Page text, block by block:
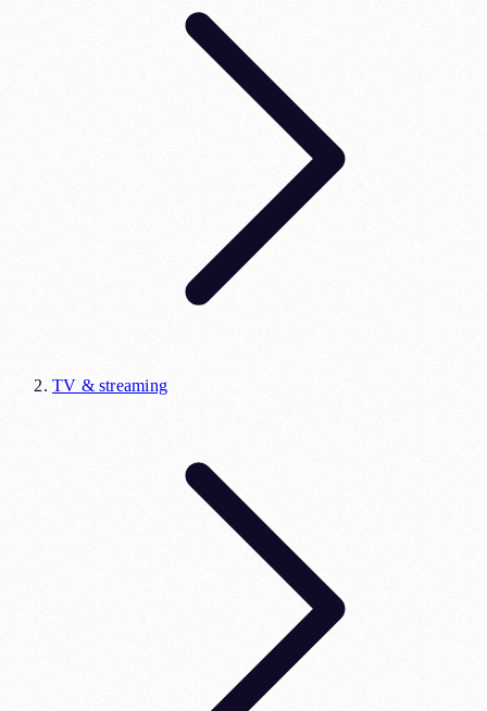
TV & streaming